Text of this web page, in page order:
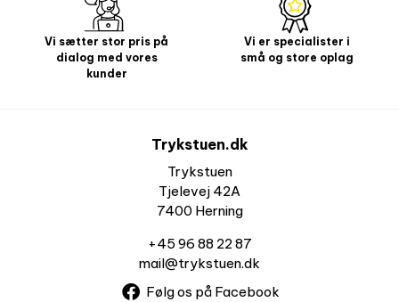
Vi sætter stor pris på
dialog med vores
kunder
Vi er specialister i
små og store oplag
Trykstuen.dk
Trykstuen
Tjelevej 42A
7400 Herning
+45 96 88 22 87
mail@trykstuen.dk
Følg os på Facebook